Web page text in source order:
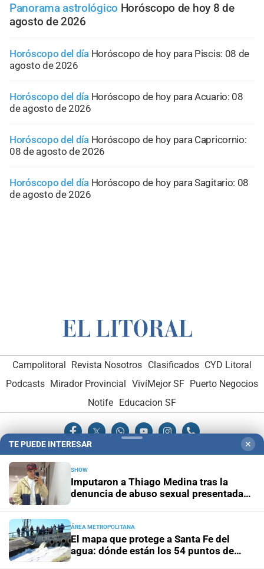
Panorama astrológico Horóscopo de hoy 8 de
agosto de 2026
Horóscopo del día Horóscopo de hoy para Piscis: 08 de
agosto de 2026
Horóscopo del día Horóscopo de hoy para Acuario: 08
de agosto de 2026
Horóscopo del día Horóscopo de hoy para Capricornio:
08 de agosto de 2026
Horóscopo del día Horóscopo de hoy para Sagitario: 08
de agosto de 2026
Campolitoral Revista Nosotros Clasificados CYD Litoral
Podcasts Mirador Provincial VivíMejor SF Puerto Negocios
Notife
Educacion SF
Hemeroteca Digital (1930-1979)-Receptorías de avisos-
Opcionales con El Litoral
El Litoral es miembro de:
TE PUEDE INTERESAR ✕
SHOW
Imputaron a Thiago Medina tras la
denuncia de abuso sexual presentada
ÁREA METROPOLITANA
El mapa que protege a Santa Fe del
agua: dónde están los 54 puntos de